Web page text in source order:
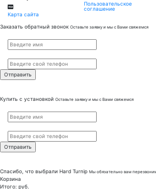
Карта сайта
Пользовательское
соглашение
Заказать обратный звонок Оставьте заявку и мы с Вами свяжемся
Купить с установкой Оставьте заявку и мы с Вами свяжемся
Спасибо, что выбрали Hard Turnip Мы обязательно вам
Корзина
Итого: руб.